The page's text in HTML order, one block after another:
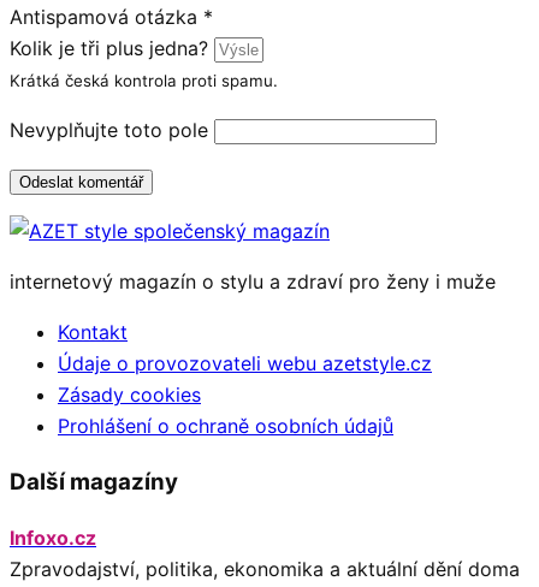
Antispamová otázka *
Kolik je tři plus jedna?
Krátká česká kontrola proti spamu.
Nevyplňujte toto pole
Odeslat komentář
internetový magazín o stylu a zdraví pro ženy i muže
Kontakt
Údaje o provozovateli webu azetstyle.cz
Zásady cookies
Prohlášení o ochraně osobních údajů
Další magazíny
Infoxo.cz
Zpravodajství, politika, ekonomika a aktuální dění doma